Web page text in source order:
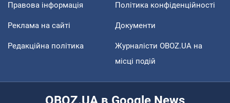
Правова інформація Політика конфіденційності
Реклама на сайті Документи
Редакційна політика
Журналісти OBOZ.UA на
місці подій